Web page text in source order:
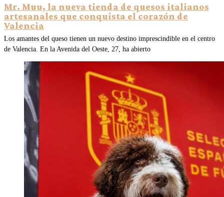
Mr. Muu, la nueva tienda de quesos italianos
artesanales que conquista el corazón de
Valencia
Los amantes del queso tienen un nuevo destino imprescindible en el centro
de Valencia. En la Avenida del Oeste, 27, ha abierto